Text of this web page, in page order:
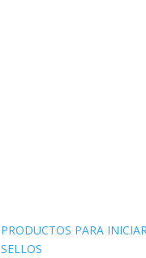
PRODUCTOS PARA
SELLOS